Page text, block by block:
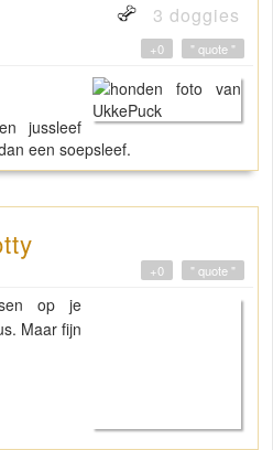
3 doggies
" quote "
+0
jussleef
een soepsleef.
" quote "
+0
op je
Maar fijn